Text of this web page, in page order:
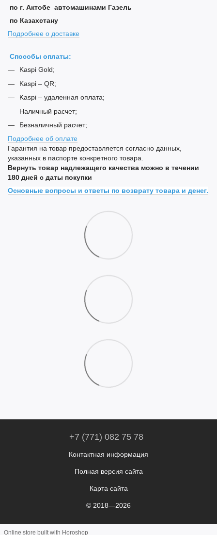
по г. Актобе автомашинами Газель
по Казахстану
Подробнее о доставке
Способы оплаты:
Kaspi Gold;
Kaspi – QR;
Kaspi – удаленная оплата;
Наличный расчет;
Безналичный расчет;
Подробнее об оплате
Гарантия на товар предоставляется согласно данных,
указанных в паспорте конкретного товара.
Вернуть товар надлежащего качества можно в течении
180 дней с даты покупки
Основные вопросы и ответы по возврату товара и денег.
+7 (771) 082 75 78
Контактная информация
Полная версия сайта
Карта сайта
© 2018—2026
Online store built with Horoshop